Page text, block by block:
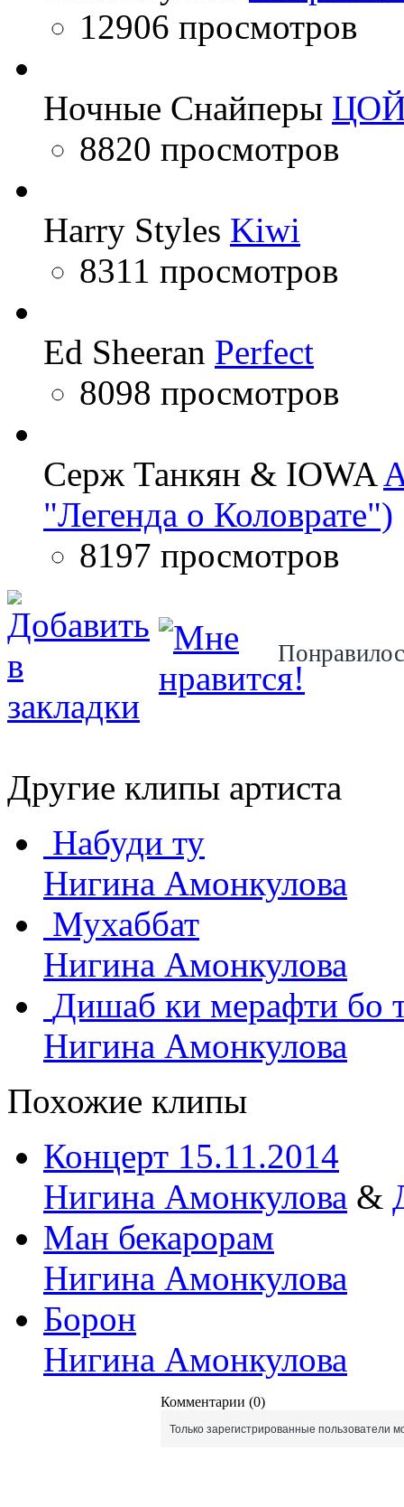
12906 просмотров
Ночные Снайперы
8820 просмотров
Harry Styles Kiwi
8311 просмотров
Ed Sheeran Perfect
8098 просмотров
Серж Танкян & IOWA
"Легенда о Коловрате")
8197 просмотров
Другие клипы артиста
Набуди ту
Нигина Амонкулова
Мухаббат
Нигина Амонкулова
Дишаб ки мерафти бо
Нигина Амонкулова
Похожие клипы
Концерт 15.11.2014
Нигина Амонкулова &
Ман бекарорам
Нигина Амонкулова
Борон
Нигина Амонкулова
Комментарии (0)
Только зарегистрированные пользователи